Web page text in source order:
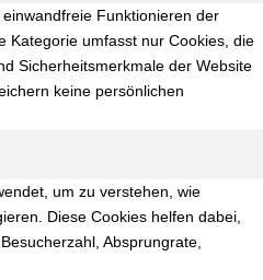
Funktionieren der
Kategorie umfasst nur Cookies, die
Sicherheitsmerkmale der Website
keine persönlichen
um zu verstehen, wie
Diese Cookies helfen dabei,
Absprungrate,